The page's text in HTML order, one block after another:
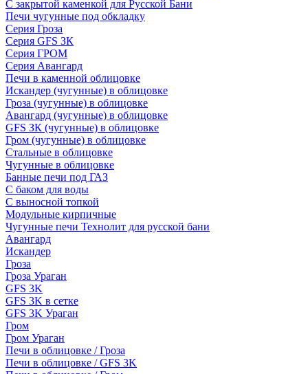
С закрытой каменкой для Русской Бани
Печи чугунные под обкладку
Серия Гроза
Серия GFS ЗК
Серия ГРОМ
Серия Авангард
Печи в каменной облицовке
Искандер (чугунные) в облицовке
Гроза (чугунные) в облицовке
Авангард (чугунные) в облицовке
GFS ЗК (чугунные) в облицовке
Гром (чугунные) в облицовке
Стальные в облицовке
Чугунные в облицовке
Банные печи под ГАЗ
С баком для воды
С выносной топкой
Модульные кирпичные
Чугунные печи Технолит для русской бани
Авангард
Искандер
Гроза
Гроза Ураган
GFS 3K
GFS 3K в сетке
GFS 3K Ураган
Гром
Гром Ураган
Печи в облицовке / Гроза
Печи в облицовке / GFS 3K